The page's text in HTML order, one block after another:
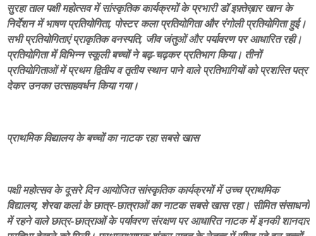
सुरहा ताल पक्षी महोत्सव में सांस्कृतिक कार्यक्रमों के प्रभारी डॉ इफ़्तेख़ार खान के
निर्देशन में भाषण प्रतियोगिता, पोस्टर कला प्रतियोगिता और रंगोली प्रतियोगिता हुई।
सभी प्रतियोगिताएं प्राकृतिक वनस्पति, जीव जंतुओं और पर्यावरण पर आधारित रही।
प्रतियोगिता में विभिन्न स्कूली बच्चों ने बढ़-चढ़कर प्रतिभाग किया। तीनों
प्रतियोगिताओं में प्रथम द्वितीय व तृतीय स्थान पाने वाले प्रतिभागियों को प्रशस्ति पत्र
देकर उनका उत्साहवर्धन किया गया।
प्राथमिक विद्यालय के बच्चों का नाटक रहा सबसे खास
पक्षी महोत्सव के दूसरे दिन आयोजित सांस्कृतिक कार्यक्रमों में उच्च प्राथमिक
विद्यालय, शेरवा कलां के छात्र-छात्राओं का नाटक सबसे खास रहा। सीमित संसाधनों
में रहने वाले छात्र-छात्राओं के पर्यावरण संरक्षण पर आधारित नाटक में इनकी शानदार